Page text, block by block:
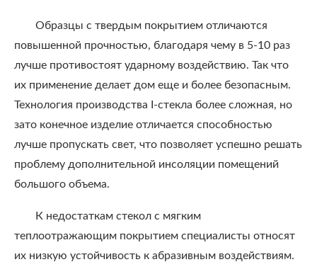
Образцы с твердым покрытием отличаются
повышенной прочностью, благодаря чему в 5-10 раз
лучше противостоят ударному воздействию. Так что
их применение делает дом еще и более безопасным.
Технология производства I-стекла более сложная, но
зато конечное изделие отличается способностью
лучше пропускать свет, что позволяет успешно решать
проблему дополнительной инсоляции помещений
большого объема.
К недостаткам стекол с мягким
теплоотражающим покрытием специалисты относят
их низкую устойчивость к абразивным воздействиям.